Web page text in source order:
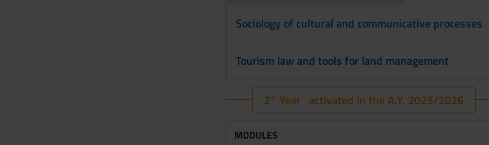
Sociology of cultural and communicative processes
Tourism law and tools for land management
2° Year activated in the A.Y. 2025/2026
MODULES